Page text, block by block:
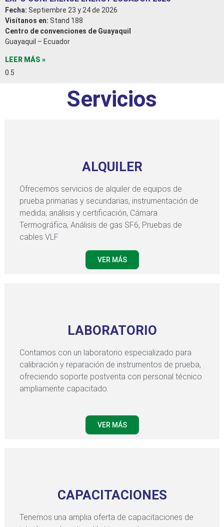
Fecha: Septiembre 23 y 24 de 2026
Visítanos en: Stand 188
Centro de convenciones de Guayaquil
Guayaquil – Ecuador
LEER MÁS »
Servicios
ALQUILER
Ofrecemos servicios de alquiler de equipos de
prueba primarias y secundarias, instrumentación de
medida, análisis y certificación, Cámara
Termográfica, Análisis de gas SF6, Pruebas de
cables VLF
VER MÁS
LABORATORIO
Contamos con un laboratorio especializado para
calibración y reparación de instrumentos de prueba,
ofreciendo soporte postventa con personal técnico
ampliamente capacitado.
VER MÁS
CAPACITACIONES
Tenemos una amplia oferta de capacitaciones de